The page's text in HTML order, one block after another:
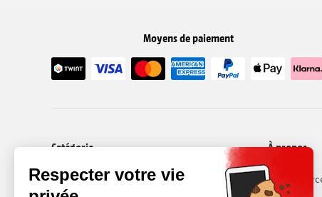
Moyens de paiement
Catégorie
Smartphones
À propos